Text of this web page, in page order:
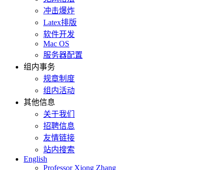
冲击爆炸
Latex排版
软件开发
Mac OS
服务器配置
组内事务
规章制度
组内活动
其他信息
关于我们
招聘信息
友情链接
站内搜索
English
Professor Xiong Zhang